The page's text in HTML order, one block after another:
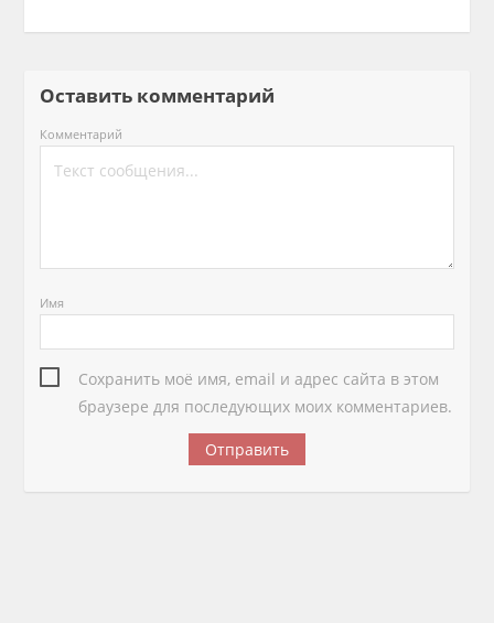
Оставить комментарий
Комментарий
Имя
Сохранить моё имя, email и адрес сайта в этом
браузере для последующих моих комментариев.